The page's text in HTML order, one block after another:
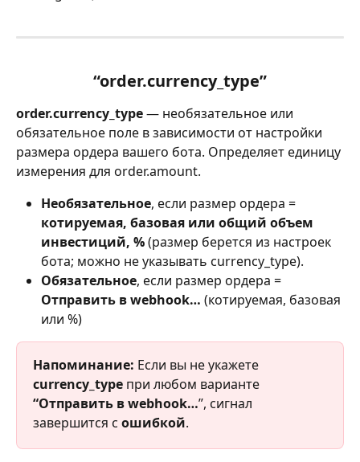
“order.currency_type”
order.currency_type — необязательное или
обязательное поле в зависимости от настройки
размера ордера вашего бота. Определяет единицу
измерения для order.amount.
Необязательное, если размер ордера =
котируемая, базовая или общий объем
инвестиций, % (размер берется из настроек
бота; можно не указывать currency_type).
Обязательное, если размер ордера =
Отправить в webhook… (котируемая, базовая
или %)
Напоминание: Если вы не укажете
currency_type при любом варианте
“Отправить в webhook…”, сигнал
завершится с ошибкой.